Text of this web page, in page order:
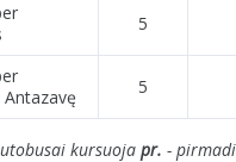
5
5
kursuoja pr. -